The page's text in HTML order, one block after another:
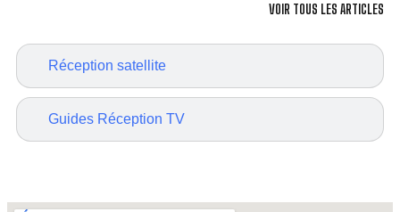
Réception satellite
Guides Réception TV
VOIR TOUS LES ARTICLES